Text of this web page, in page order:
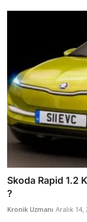
Skoda Rapid 1.2
?
Kronik Uzmanı Aralık 14,